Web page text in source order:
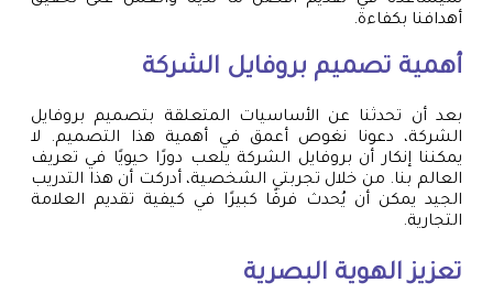
أهدافنا بكفاءة.
أهمية تصميم بروفايل الشركة
بعد أن تحدثنا عن الأساسيات المتعلقة بتصميم بروفايل
الشركة، دعونا نغوص أعمق في أهمية هذا التصميم. لا
يمكننا إنكار أن بروفايل الشركة يلعب دورًا حيويًا في تعريف
العالم بنا. من خلال تجربتي الشخصية، أدركت أن هذا التدريب
الجيد يمكن أن يُحدث فرقًا كبيرًا في كيفية تقديم العلامة
التجارية.
تعزيز الهوية البصرية